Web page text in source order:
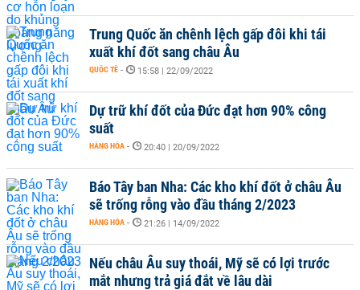
Trung Quốc ăn chênh lệch gấp đôi khi tái
xuất khí đốt sang châu Âu
QUỐC TẾ - 15:58 | 22/09/2022
Dự trữ khí đốt của Đức đạt hơn 90% công
suất
HÀNG HÓA - 20:40 | 20/09/2022
Báo Tây ban Nha: Các kho khí đốt ở châu Âu
sẽ trống rỗng vào đầu tháng 2/2023
HÀNG HÓA - 21:26 | 14/09/2022
Nếu châu Âu suy thoái, Mỹ sẽ có lợi trước
mắt nhưng trả giá đắt về lâu dài